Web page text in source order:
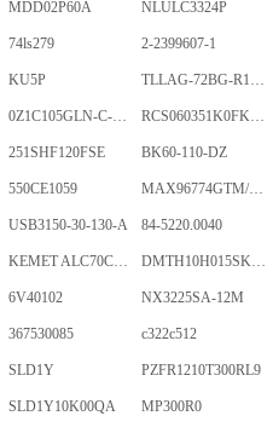
MDD02P60A NLULC3324P
74ls279 2-2399607-1
KU5P TLLAG-72BG-R1KH1-V-A
0Z1C105GLN-C-0-TR RCS060351K0FKEA
251SHF120FSE BK60-110-DZ
550CE1059 MAX96774GTM/V+
USB3150-30-130-A 84-5220.0040
KEMET ALC70C152EN450 DMTH10H015SK3Q
6V40102 NX3225SA-12M
367530085 c322c512
SLD1Y PZFR1210T300RL9
SLD1Y10K00QA MP300R0